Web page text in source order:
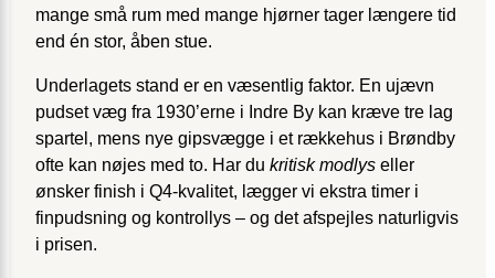
mange små rum med mange hjørner tager længere tid
end én stor, åben stue.
Underlagets stand er en væsentlig faktor. En ujævn
pudset væg fra 1930’erne i Indre By kan kræve tre lag
spartel, mens nye gipsvægge i et rækkehus i Brøndby
ofte kan nøjes med to. Har du kritisk modlys eller
ønsker finish i Q4-kvalitet, lægger vi ekstra timer i
finpudsning og kontrollys – og det afspejles naturligvis
i prisen.